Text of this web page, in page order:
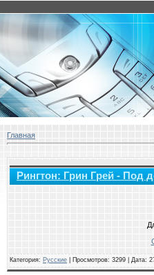
Главная
Рингтон: Грин Грей - Под
Категория: Русские Просмотров: 3299 | Дата: